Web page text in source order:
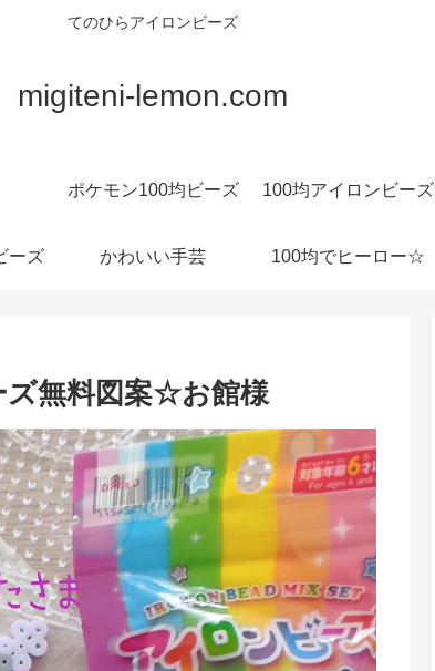
てのひらアイロンビーズ
migiteni-lemon.com
ポケモン100均ビーズ 100均アイロンビーズ
ーズ かわいい手芸 100均でヒーロー☆
無料図案☆お館様